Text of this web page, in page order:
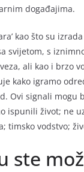
događajima.
kao što su
svijetom, s
ali kao i brzo
kako igramo
Ovi signali mogu
ispunili život; ne
timsko vodstvo;
ste